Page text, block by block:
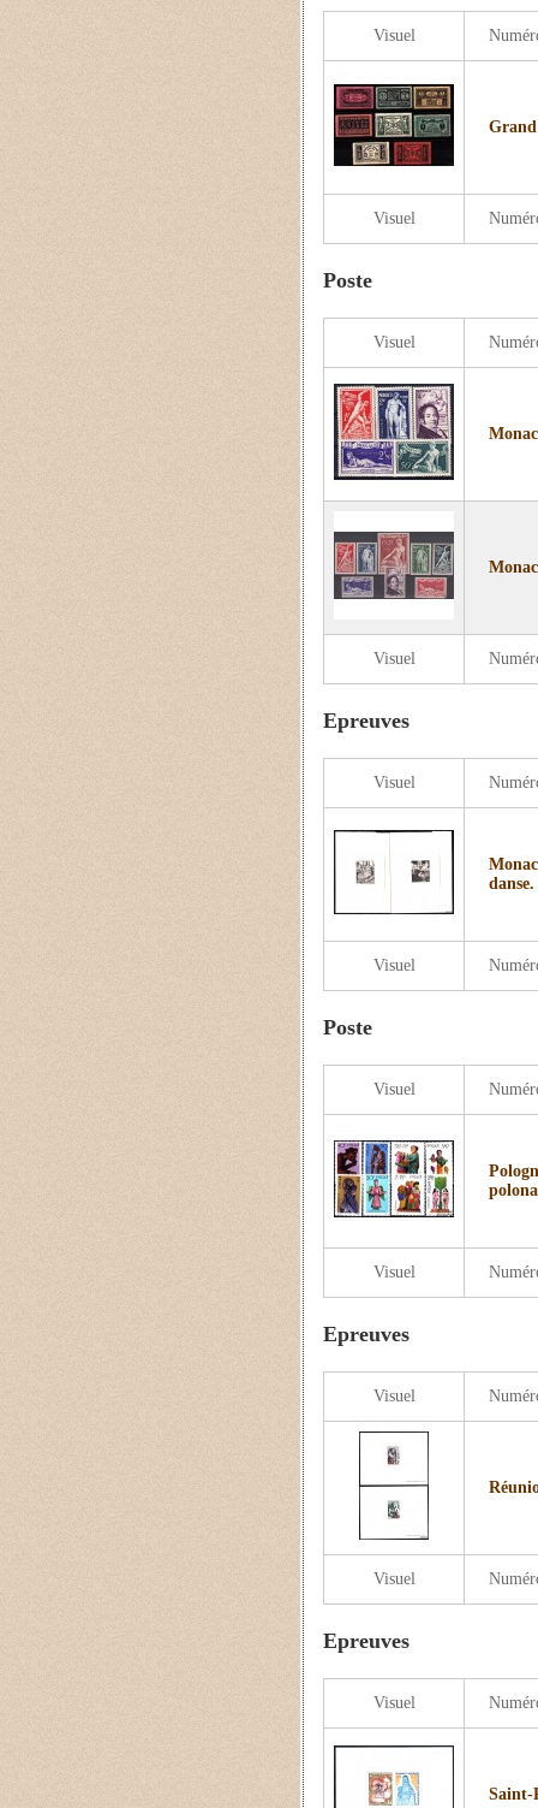
Visuel
Visuel
Grand
Poste
Visuel
Visuel
Epreuves
Visuel
Visuel
danse.
Poste
Visuel
Visuel
Epreuves
Visuel
Visuel
Epreuves
Visuel
Saint-